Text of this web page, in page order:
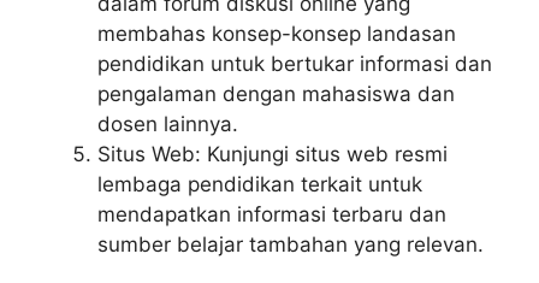
membahas konsep-konsep landasan
pendidikan untuk bertukar informasi dan
pengalaman dengan mahasiswa dan
dosen lainnya.
Situs Web: Kunjungi situs web resmi
lembaga pendidikan terkait untuk
mendapatkan informasi terbaru dan
sumber belajar tambahan yang relevan.